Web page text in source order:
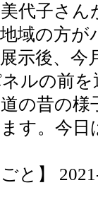
代子さ
域の方
示後、今
ルの前
の昔の
す。今日
と】